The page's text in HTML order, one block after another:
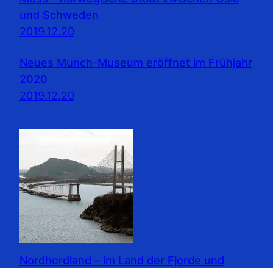
und Schweden
2019.12.20
Neues Munch-Museum eröffnet im Frühjahr
2020
2019.12.20
Nordhordland – im Land der Fjorde und